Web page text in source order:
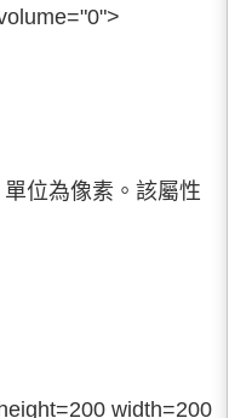
位為像素。該屬性
width=200